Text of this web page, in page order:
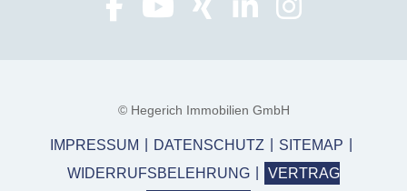
© Hegerich Immobilien GmbH
IMPRESSUM DATENSCHUTZ
SITEMAP
WIDERRUFSBELEHRUNG
VERTRAG